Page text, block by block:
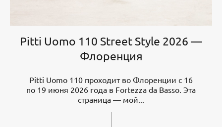
Pitti Uomo 110 Street Style 2026 —
Флоренция
Pitti Uomo 110 проходит во Флоренции с 16
по 19 июня 2026 года в Fortezza da Basso. Эта
страница — мой...